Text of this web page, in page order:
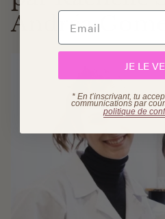
Andréa
JE LE
* En t’inscrivant, tu
communications par
politique de